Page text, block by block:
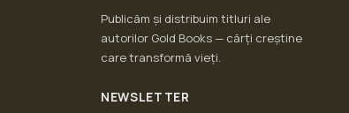
Publicăm și distribuim titluri ale
autorilor Gold Books — cărți creștine
care transformă vieți.
NEWSLETTER